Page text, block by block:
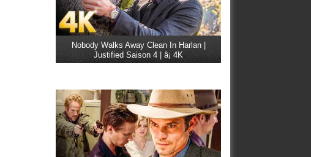
Nobody Walks Away Clean In Harlan |
Justified Saison 4 | â¡ 4K